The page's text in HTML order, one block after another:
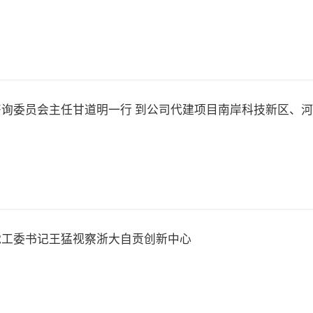
委员会主任甘道明一行 到公司代建项目南岸科技新区、
委书记王猛视察浙大自贡创新中心